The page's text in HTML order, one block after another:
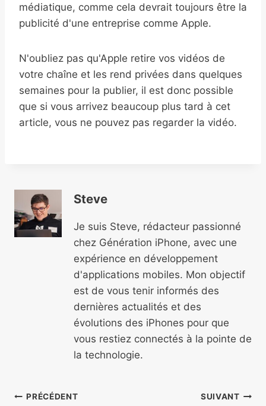
médiatique, comme cela devrait toujours être la
publicité d'une entreprise comme Apple.
N'oubliez pas qu'Apple retire vos vidéos de
votre chaîne et les rend privées dans quelques
semaines pour la publier, il est donc possible
que si vous arrivez beaucoup plus tard à cet
article, vous ne pouvez pas regarder la vidéo.
Steve
Je suis Steve, rédacteur passionné
chez Génération iPhone, avec une
expérience en développement
d'applications mobiles. Mon objectif
est de vous tenir informés des
dernières actualités et des
évolutions des iPhones pour que
vous restiez connectés à la pointe de
la technologie.
Navigation
PRÉCÉDENT SUIVANT